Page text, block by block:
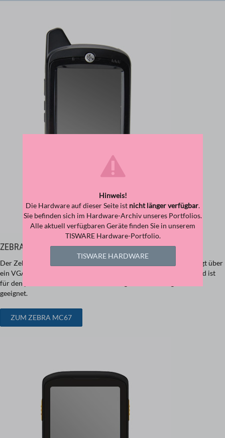
ZEBRA MC67
Der Zebra MC67 ist äußerst robust (IP67) und per­formant, verfügt über
ein VGA-Touch-Dis­play (3,5 Zoll), eine leistungsfähige Kamera und ist
für den professionellen Einsatz im Stückgut- und Ladungsverkehr
geeignet.
ZUM ZEBRA MC67
Hinweis!
Die Hardware auf dieser Seite ist nicht länger verfügbar.
Sie befinden sich im Hardware-Archiv unseres Portfolios.
Alle aktuell verfügbaren Geräte finden Sie in unserem
TISWARE Hardware-Portfolio.
TISWARE HARDWARE